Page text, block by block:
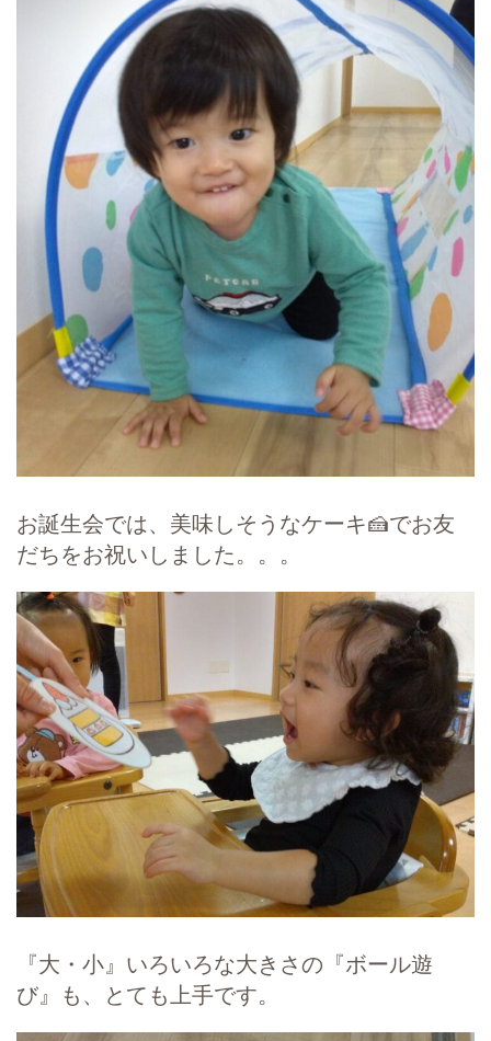
お誕生会では、美味しそうなケーキ🍰でお友
だちをお祝いしました。。。
『大・小』いろいろな大きさの『ボール遊
び』も、とても上手です。